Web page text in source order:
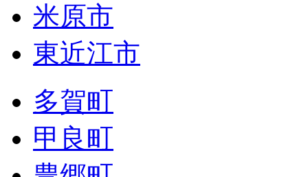
米原市
東近江市
多賀町
甲良町